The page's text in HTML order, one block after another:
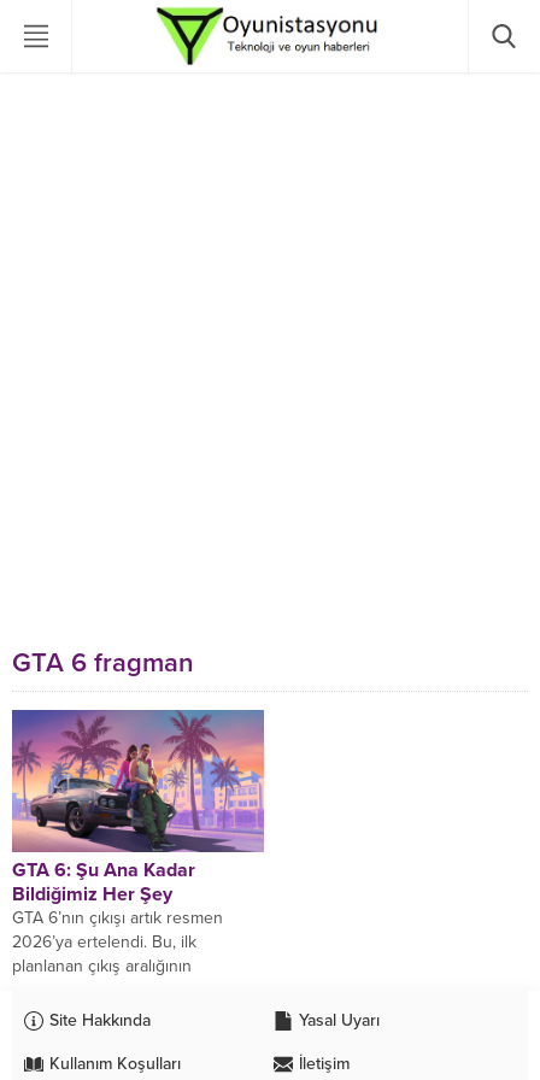
GTA 6 fragman
GTA 6: Şu Ana Kadar
Bildiğimiz Her Şey
GTA 6’nın çıkışı artık resmen
2026’ya ertelendi. Bu, ilk
planlanan çıkış aralığının
açıklandı. Ancak yeni bir ikinci
Site Hakkında Yasal Uyarı
Kullanım Koşulları İletişim